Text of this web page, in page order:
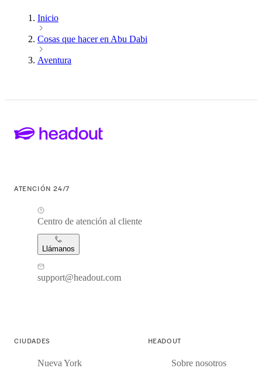
Inicio
Cosas que hacer en Abu Dabi
Aventura
ATENCIÓN 24/7
Centro de atención al cliente
Llámanos
support@headout.com
CIUDADES
Nueva York
HEADOUT
Sobre nosotros